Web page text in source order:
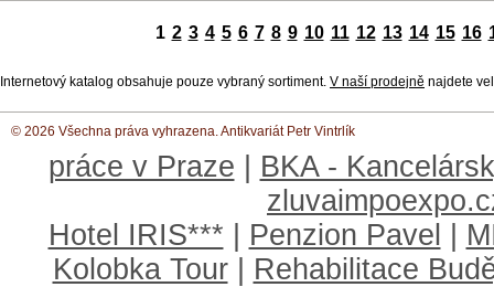
1 2 3 4 5 6 7 8 9 10 11 12 13 14 15 16
Internetový katalog obsahuje pouze vybraný sortiment. V naší prodejně najdete
© 2026 Všechna práva vyhrazena. Antikvariát Petr Vintrlík
práce v Praze
BKA -
Hotel IRIS***
Penzion Pavel
Kolobka Tour
Rehabilitace